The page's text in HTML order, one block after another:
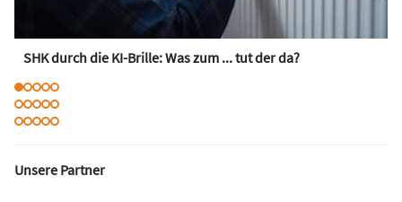
SHK durch die KI-Brille: Was zum ... tut der da?
Unsere Partner